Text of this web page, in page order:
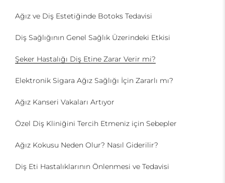
Ağız ve Diş Estetiğinde Botoks Tedavisi
Diş Sağlığının Genel Sağlık Üzerindeki Etkisi
Şeker Hastalığı Diş Etine Zarar Verir mi?
Elektronik Sigara Ağız Sağlığı İçin Zararlı mı?
Ağız Kanseri Vakaları Artıyor
Özel Diş Kliniğini Tercih Etmeniz için Sebepler
Ağız Kokusu Neden Olur? Nasıl Giderilir?
Diş Eti Hastalıklarının Önlenmesi ve Tedavisi